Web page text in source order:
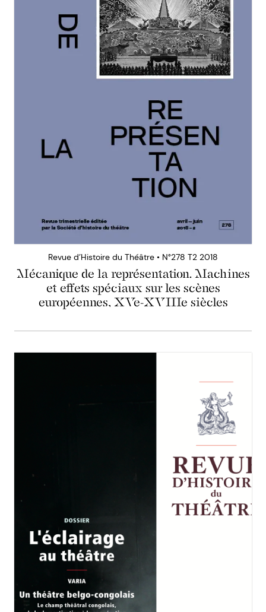
Revue d’Histoire du Théâtre • N°278 T2 2018
Mécanique de la représentation. Machines
et effets spéciaux sur les scènes
européennes, XVe-XVIIIe siècles